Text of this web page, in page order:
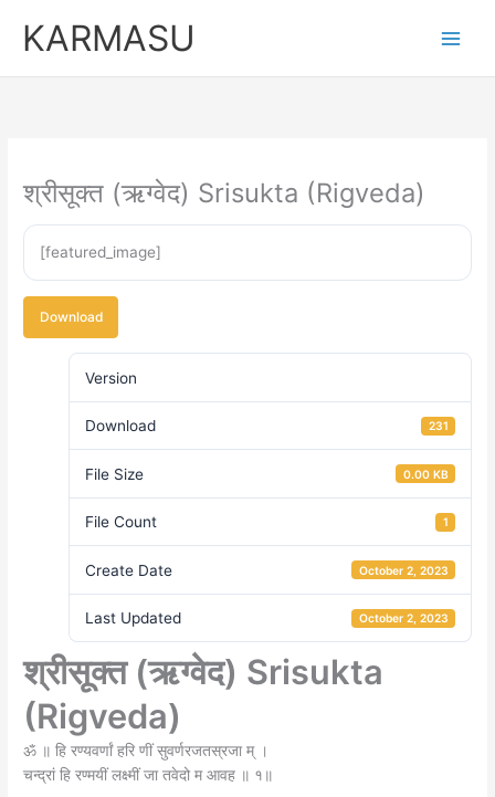
KARMASU
श्रीसूक्त (ऋग्वेद) Srisukta (Rigveda)
[featured_image]
Download
Version
Download 231
File Size 0.00 KB
File Count 1
Create Date October 2, 2023
Last Updated October 2, 2023
श्रीसूक्त (ऋग्वेद) Srisukta
(Rigveda)
ॐ ॥ हि रण्यवर्णां हरि णीं सुवर्णरजतस्रजा म् ।
चन्द्रां हि रण्मयीं लक्ष्मीं जा तवेदो म आवह ॥ १॥